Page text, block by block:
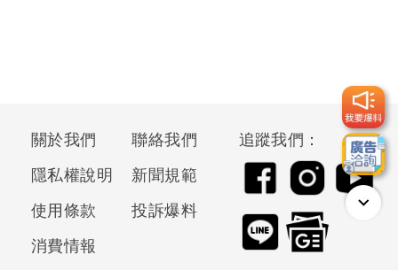
關於我們
聯絡我們
隱私權說明
新聞規範
使用條款
投訴爆料
消費情報
追蹤我們：